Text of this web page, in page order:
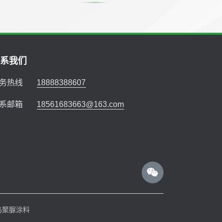
我们
热线 18888388607
邮箱 18561683663@163.com
聚脲涂料